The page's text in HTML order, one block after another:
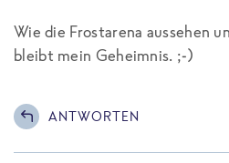
Wie die Frostarena aussehen
bleibt mein Geheimnis. ;-)
ANTWORTEN